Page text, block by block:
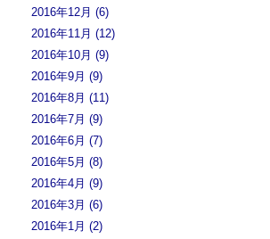
2016年12月 (6)
2016年11月 (12)
2016年10月 (9)
2016年9月 (9)
2016年8月 (11)
2016年7月 (9)
2016年6月 (7)
2016年5月 (8)
2016年4月 (9)
2016年3月 (6)
2016年1月 (2)